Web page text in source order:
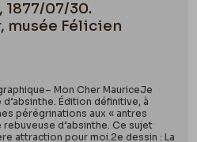
1877/07/30.
musée Félicien
Mon Cher MauriceJe
Édition définitive, à
pérégrinations aux « antres
d’absinthe. Ce sujet
attraction pour moi.2e dessin : La